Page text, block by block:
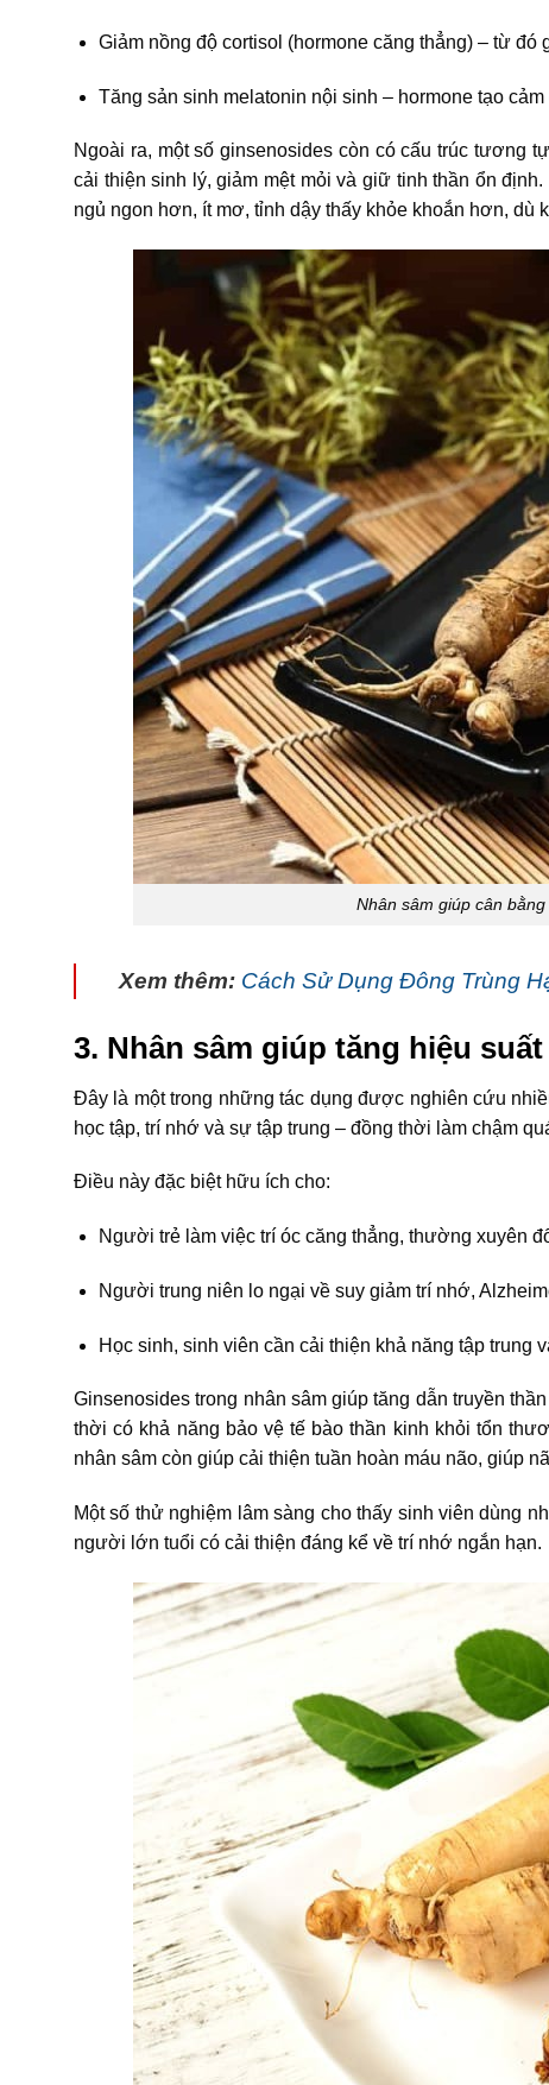
Giảm nồng độ cortisol (hormone căng thẳng) – từ
Tăng sản sinh melatonin nội sinh – hormone tạo
Ngoài ra, một số ginsenosides còn có cấu trúc tương
cải thiện sinh lý, giảm mệt mỏi và giữ tinh thần ổn
ngủ ngon hơn, ít mơ, tỉnh dậy thấy khỏe khoắn hơn, dù
Nhân sâm giúp cân
Xem thêm: Cách Sử Dụng Đông Trùng
3. Nhân sâm giúp tăng hiệu
Đây là một trong những tác dụng được nghiên cứu
học tập, trí nhớ và sự tập trung – đồng thời làm chậm
Điều này đặc biệt hữu ích cho:
Người trẻ làm việc trí óc căng thẳng, thường xuyên
Người trung niên lo ngại về suy giảm trí nhớ,
Học sinh, sinh viên cần cải thiện khả năng tập trung
Ginsenosides trong nhân sâm giúp tăng dẫn truyền
thời có khả năng bảo vệ tế bào thần kinh khỏi tổn
nhân sâm còn giúp cải thiện tuần hoàn máu não, giúp
Một số thử nghiệm lâm sàng cho thấy sinh viên dùng
người lớn tuổi có cải thiện đáng kể về trí nhớ ngắn hạn.